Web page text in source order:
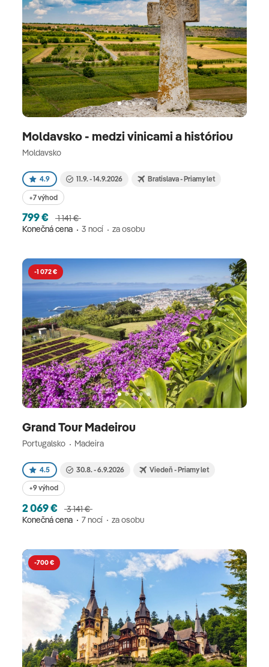
Moldavsko - medzi vinicami a históriou
Moldavsko
4.9 11.9. - 14.9.2026 Bratislava - Priamy let
+7 výhod
799 €
1 141 €
Konečná cena
3 nocí za osobu
-1 072 €
Grand Tour Madeirou
Portugalsko Madeira
4.5 30.8. - 6.9.2026 Viedeň - Priamy let
+9 výhod
2 069 €
3 141 €
Konečná cena
7 nocí za osobu
-700 €